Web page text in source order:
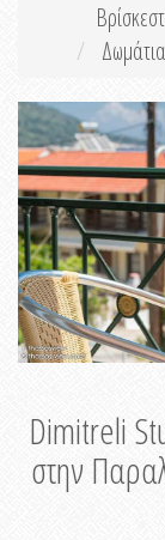
Dimitreli
στην